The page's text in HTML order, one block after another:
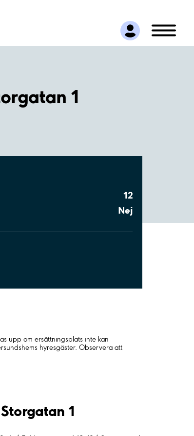
1
12
Nej
upp om ersättningsplats inte kan
hyresgäster. Observera att
1